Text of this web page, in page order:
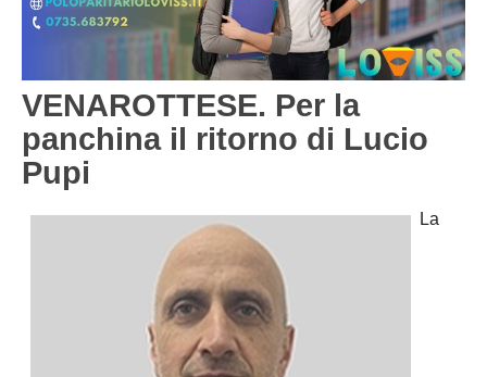
VENAROTTESE. Per la
panchina il ritorno di Lucio
Pupi
La